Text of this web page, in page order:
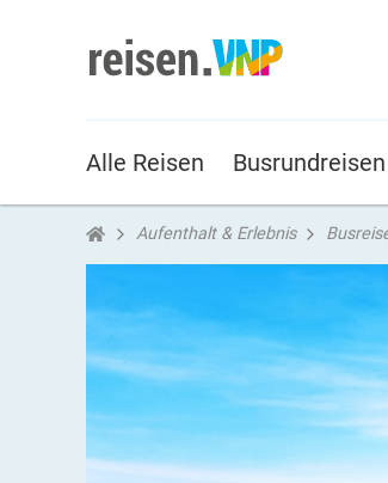
Alle Reisen Busrundreisen
Aufenthalt & Erlebnis